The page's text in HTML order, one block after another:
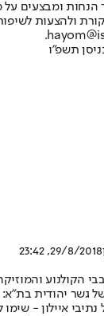
הנחות ומבצעים על
ולהצעות
תשפ"ו
29/8/2018, 23:42
הקולנוע
גשר יהודית בת"א:
איילון -